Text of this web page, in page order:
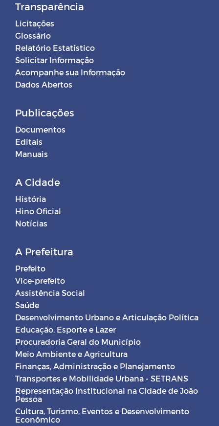
Transparência
Licitações
Glossário
Relatório Estatístico
Solicitar Informação
Acompanhe sua Informação
Dados Abertos
Publicações
Documentos
Editais
Manuais
A Cidade
História
Hino Oficial
Notícias
A Prefeitura
Prefeito
Vice-prefeito
Assistência Social
Saúde
Desenvolvimento Urbano e Articulação Política
Educação, Esporte e Lazer
Procuradoria Geral do Município
Meio Ambiente e Agricultura
Finanças, Administração e Planejamento
Transportes e Mobilidade Urbana - SETRANS
Representação Institucional na Cidade de João
Pessoa
Cultura, Turismo, Eventos e Desenvolvimento
Econômico